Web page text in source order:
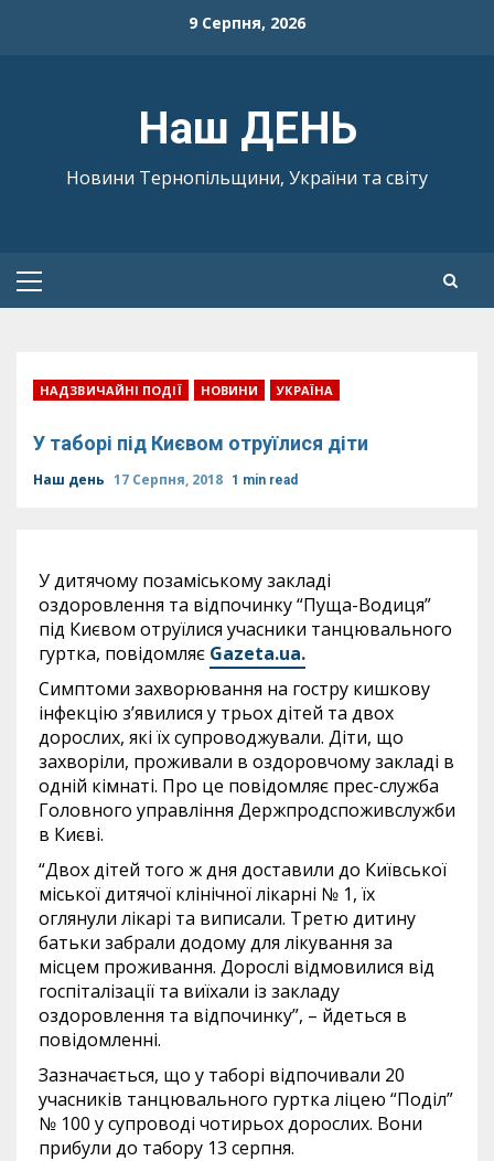
9 Серпня, 2026
Наш ДЕНЬ
Новини Тернопільщини, України та світу
Primary
НАДЗВИЧАЙНІ ПОДІЇ НОВИНИ УКРАЇНА
У таборі під Києвом отруїлися діти
Наш день 17 Серпня, 2018 1 min read
У дитячому позаміському закладі
оздоровлення та відпочинку “Пуща-Водиця”
під Києвом отруїлися учасники танцювального
гуртка, повідомляє Gazeta.ua.
Симптоми захворювання на гостру кишкову
інфекцію з’явилися у трьох дітей та двох
дорослих, які їх супроводжували. Діти, що
захворіли, проживали в оздоровчому закладі в
одній кімнаті. Про це повідомляє прес-служба
Головного управління Держпродспоживслужби
в Києві.
“Двох дітей того ж дня доставили до Київської
міської дитячої клінічної лікарні № 1, їх
оглянули лікарі та виписали. Третю дитину
батьки забрали додому для лікування за
місцем проживання. Дорослі відмовилися від
госпіталізації та виїхали із закладу
оздоровлення та відпочинку”, – йдеться в
повідомленні.
Зазначається, що у таборі відпочивали 20
учасників танцювального гуртка ліцею “Поділ”
№ 100 у супроводі чотирьох дорослих. Вони
прибули до табору 13 серпня.